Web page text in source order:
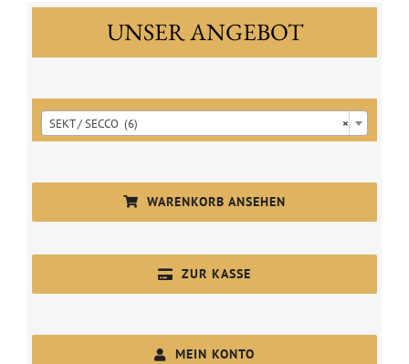
UNSER ANGEBOT
×
SEKT / SECCO (6)
WARENKORB ANSEHEN
ZUR KASSE
MEIN KONTO